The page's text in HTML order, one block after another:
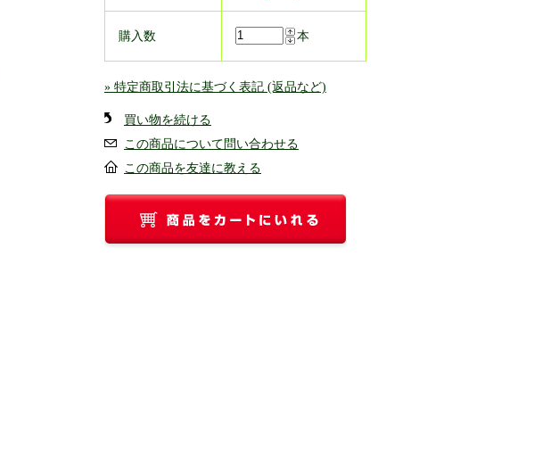
購入数 本
» 特定商取引法に基づく表記 (返品など)
買い物を続ける
この商品について問い合わせる
この商品を友達に教える